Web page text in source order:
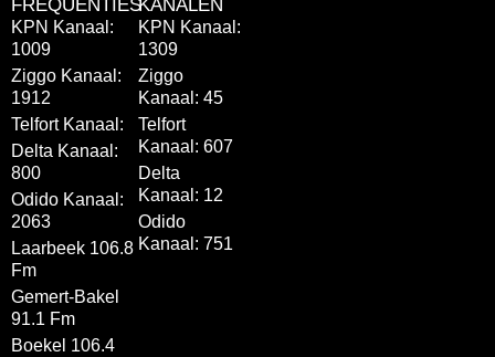
FREQUENTIES
KPN Kanaal:
1009
Ziggo Kanaal:
1912
Telfort Kanaal:
Delta Kanaal:
800
Odido Kanaal:
2063
Laarbeek 106.8
Fm
Gemert-Bakel
91.1 Fm
Boekel 106.4
KANALEN
KPN Kanaal:
1309
Ziggo
Kanaal: 45
Telfort
Kanaal: 607
Delta
Kanaal: 12
Odido
Kanaal: 751